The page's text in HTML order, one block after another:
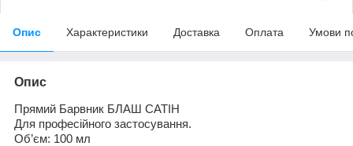
Опис Характеристики Доставка Оплата Умови
Опис
Прямий Барвник БЛАШ САТ Н
Для професійного застосування.
Об’єм: 100 мл